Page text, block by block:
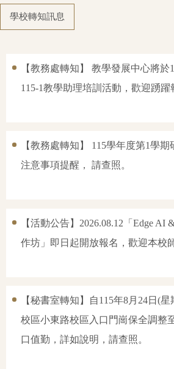
學校轉知訊息
【教務處轉知】 教學發展中心將於
115-1教學助理培訓活動，歡迎踴躍
【教務處轉知】 115學年度第1學
注意事項提醒， 請查照。
【活動公告】2026.08.12「Edge AI
作坊」即日起開放報名，歡迎本校
【秘書室轉知】自115年8月24日(
校區小東路校區入口門崗保全調整
口值勤，詳如說明，請查照。